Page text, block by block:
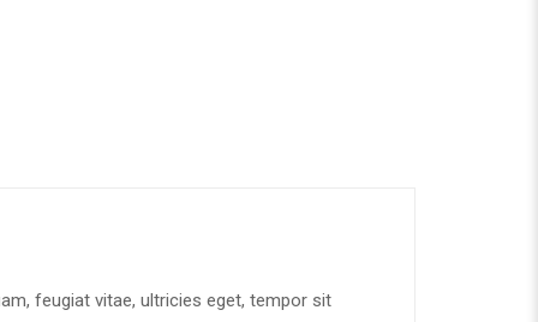
feugiat vitae, ultricies eget, tempor sit